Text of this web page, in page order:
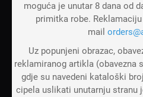
moguća je unutar 8 dana od
primitka robe.
mail
Uz popunjeni obrazac,
reklamiranog artikla (obavezna
gdje su navedeni kataloški
cipela uslikati unutarnju stranu